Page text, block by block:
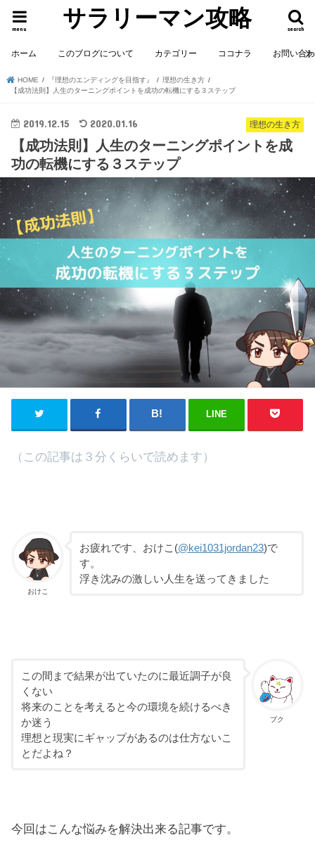
サラリーマン攻略 search
menu
ホーム このブログについて カテゴリー ココナラ お問い合
HOME 『理想のエンディングを目指す』
理想の生き方
【成功法則】人生のターニングポイントを成功の転機にする３ステップ
理想の生き方
2019.12.15 2020.01.16
【成功法則】人生のターニングポイントを成
功の転機にする３ステップ
LINE
（この記事は３分くらいで読めます）
おけこ
お疲れです、おけこ(@kei1031jordan23)で
す。
浮き沈みの激しい人生を送ってきました
プク
この間まで結果が出ていたのに最近調子が良
くない
将来のことを考えると今の環境を続けるべき
か迷う
理想と現実にギャップがあるのは仕方ないこ
とだよね？
今回はこんな悩みを解決出来る記事です。